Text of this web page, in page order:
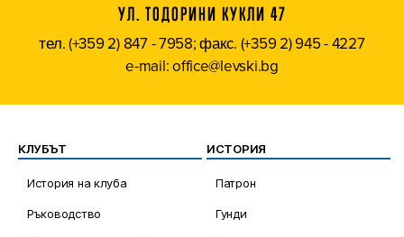
УЛ. ТОДОРИНИ КУКЛИ 47
тел. (+359 2) 847 - 7958; факс. (+359 2) 945 - 4227
e-mail: office@levski.bg
КЛУБЪТ
История на клуба
Ръководство
ИСТОРИЯ
Патрон
Гунди